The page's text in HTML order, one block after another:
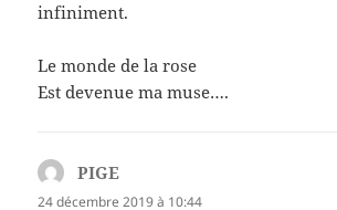
infiniment.
Le monde de la rose
Est devenue ma muse….
PIGE
24 décembre 2019 à 10:44